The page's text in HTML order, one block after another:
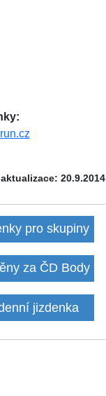
20.9.2014
pro skupiny
za ČD Body
jizdenka